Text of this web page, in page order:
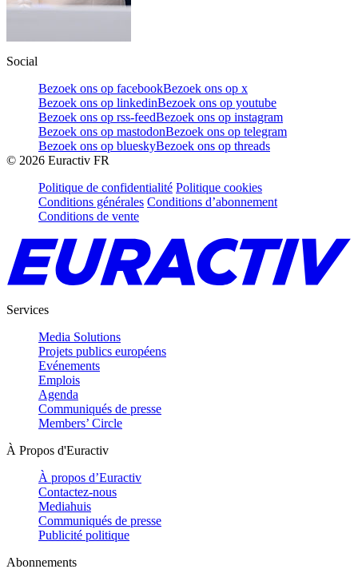
Social
Bezoek ons op facebookBezoek ons op x
Bezoek ons op linkedinBezoek ons op youtube
Bezoek ons op rss-feedBezoek ons op instagram
Bezoek ons op mastodonBezoek ons op telegram
Bezoek ons op blueskyBezoek ons op threads
© 2026 Euractiv FR
Politique de confidentialité Politique cookies
Conditions générales Conditions d’abonnement
Conditions de vente
Services
Media Solutions
Projets publics européens
Evénements
Emplois
Agenda
Communiqués de presse
Members’ Circle
À Propos d'Euractiv
À propos d’Euractiv
Contactez-nous
Mediahuis
Communiqués de presse
Publicité politique
Abonnements